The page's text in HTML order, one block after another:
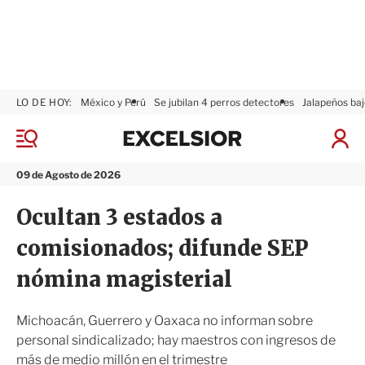
M
n
09 de Agosto de 2026
LO DE HOY: México y Perú Se jubilan 4 perros detectores Jalapeños
I
x
o
r
Ocultan 3 estados a
comisionados; difunde SEP
nómina magisterial
Michoacán, Guerrero y Oaxaca no informan sobre
personal sindicalizado; hay maestros con ingresos de
más de medio millón en el trimestre